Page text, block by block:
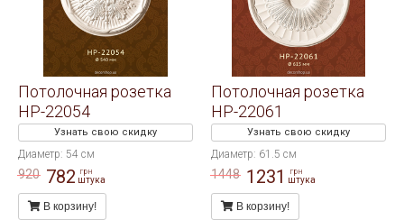
Потолочная розетка
HP-22054
Узнать свою скидку
Диаметр: 54 см
920 782 грн
штука
В корзину!
Потолочная розетка
HP-22061
Узнать свою скидку
Диаметр: 61.5 см
1448 1231 грн
штука
В корзину!